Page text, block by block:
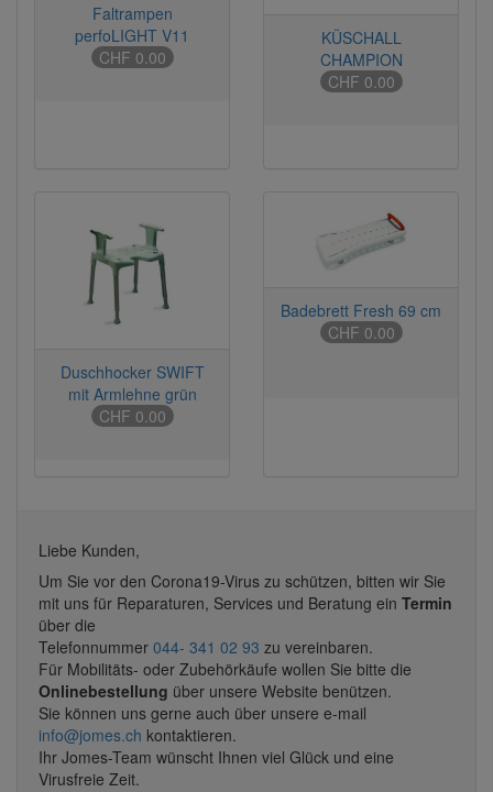
Faltrampen
perfoLIGHT V11
CHF 0.00
KÜSCHALL
CHAMPION
CHF 0.00
Duschhocker SWIFT
mit Armlehne grün
CHF 0.00
Badebrett Fresh 69 cm
CHF 0.00
Liebe Kunden,
Um Sie vor den Corona19-Virus zu schützen, bitten wir Sie
mit uns für Reparaturen, Services und Beratung ein Termin
über die
Telefonnummer 044- 341 02 93 zu vereinbaren.
Für Mobilitäts- oder Zubehörkäufe wollen Sie bitte die
Onlinebestellung über unsere Website benützen.
Sie können uns gerne auch über unsere e-mail
info@jomes.ch kontaktieren.
Ihr Jomes-Team wünscht Ihnen viel Glück und eine
Virusfreie Zeit.